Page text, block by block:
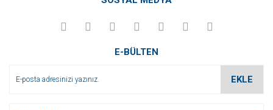
E-BÜLTEN
EKLE